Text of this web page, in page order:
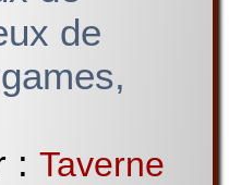
de
: Taverne